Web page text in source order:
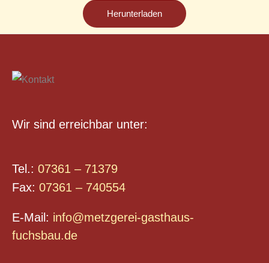
Herunterladen
Wir sind erreichbar unter:
Tel.: 07361 – 71379
Fax: 07361 – 740554
E-Mail: info@metzgerei-gasthaus-
fuchsbau.de